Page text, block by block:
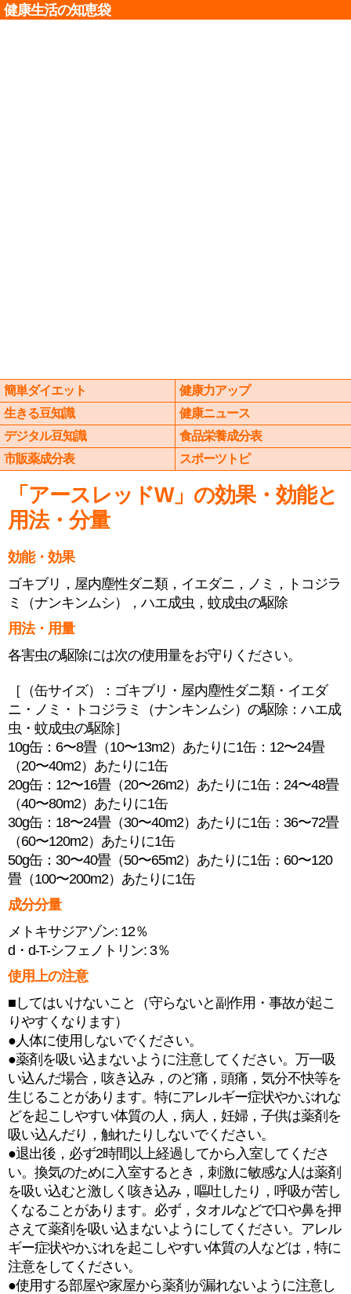
健康生活の知恵袋
簡単ダイエット
健康力アップ
生きる豆知識
健康ニュース
デジタル豆知識
食品栄養成分表
市販薬成分表
スポーツトピ
「アースレッドW」の効果・効能と
用法・分量
効能・効果
ゴキブリ，屋内塵性ダニ類，イエダニ，ノミ，トコジラ
ミ（ナンキンムシ），ハエ成虫，蚊成虫の駆除
用法・用量
各害虫の駆除には次の使用量をお守りください。
［（缶サイズ）：ゴキブリ・屋内塵性ダニ類・イエダ
ニ・ノミ・トコジラミ（ナンキンムシ）の駆除：ハエ成
虫・蚊成虫の駆除］
10g缶：6〜8畳（10〜13m2）あたりに1缶：12〜24畳
（20〜40m2）あたりに1缶
20g缶：12〜16畳（20〜26m2）あたりに1缶：24〜48畳
（40〜80m2）あたりに1缶
30g缶：18〜24畳（30〜40m2）あたりに1缶：36〜72畳
（60〜120m2）あたりに1缶
50g缶：30〜40畳（50〜65m2）あたりに1缶：60〜120
畳（100〜200m2）あたりに1缶
成分分量
メトキサジアゾン: 12％
d・d-T-シフェノトリン: 3％
使用上の注意
■してはいけないこと（守らないと副作用・事故が起こ
りやすくなります）
●人体に使用しないでください。
●薬剤を吸い込まないように注意してください。万一吸
い込んだ場合，咳き込み，のど痛，頭痛，気分不快等を
生じることがあります。特にアレルギー症状やかぶれな
どを起こしやすい体質の人，病人，妊婦，子供は薬剤を
吸い込んだり，触れたりしないでください。
●退出後，必ず2時間以上経過してから入室してくださ
い。換気のために入室するとき，刺激に敏感な人は薬剤
を吸い込むと激しく咳き込み，嘔吐したり，呼吸が苦し
くなることがあります。必ず，タオルなどで口や鼻を押
さえて薬剤を吸い込まないようにしてください。アレル
ギー症状やかぶれを起こしやすい体質の人などは，特に
注意をしてください。
●使用する部屋や家屋から薬剤が漏れないように注意し